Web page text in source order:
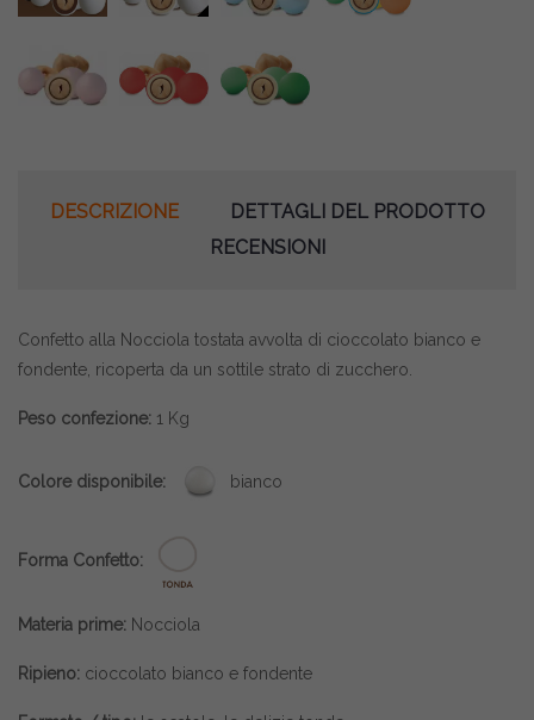
DESCRIZIONE
DETTAGLI DEL PRODOTTO
RECENSIONI
Confetto alla Nocciola tostata avvolta di cioccolato bianco e
fondente, ricoperta da un sottile strato di zucchero.
Peso confezione: 1 Kg
Colore disponibile: bianco
Forma Confetto:
Materia prime: Nocciola
Ripieno: cioccolato bianco e fondente